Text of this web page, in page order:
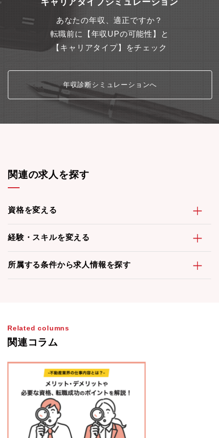
キャリアタイプシミュレーション
あなたの年収、適正ですか？
転職前に【年収UPの可能性】と
【キャリアタイプ】をチェック
年収診断シミュレーションへ
関連の求人を探す
資格を変える
経験・スキルを変える
所属する条件から求人情報を探す
Related columns
関連コラム